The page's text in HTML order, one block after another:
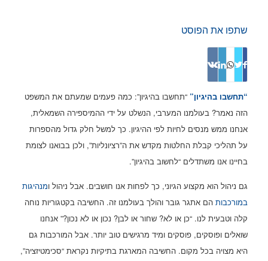
שתפו את הפוסט
“תחשבו בהיגיון” “תחשבו בהיגיון”: כמה פעמים שמעתם את המשפט
הזה נאמר? בעולמנו המערבי, הנשלט על ידי ההמיספירה השמאלית,
אנחנו ממש מנסים לחיות לפי ההיגיון. כך למשל חלק גדול מהספרות
על תהליכי קבלת החלטות מקדש את ה”רציונליות”, ולכן בבואנו לצומת
בחיינו אנו משתדלים “לחשוב בהיגיון”.
גם ניהול הוא מקצוע הגיוני, כך לפחות אנו חושבים. אבל ניהול ומנהיגות
במורכבות הם אתגר גובר והולך בעולמנו זה. החשיבה בקטגוריות נוחה
קלה וטבעית לנו. “כן או לא? שחור או לבן? נכון או לא נכון?” אנחנו
שואלים ופוסקים, פוסקים ומיד מרגישים טוב יותר. אבל המורכבות גם
היא מצויה בכל מקום. החשיבה המארגת בתיקיות נקראת “סכימטיזציה”,